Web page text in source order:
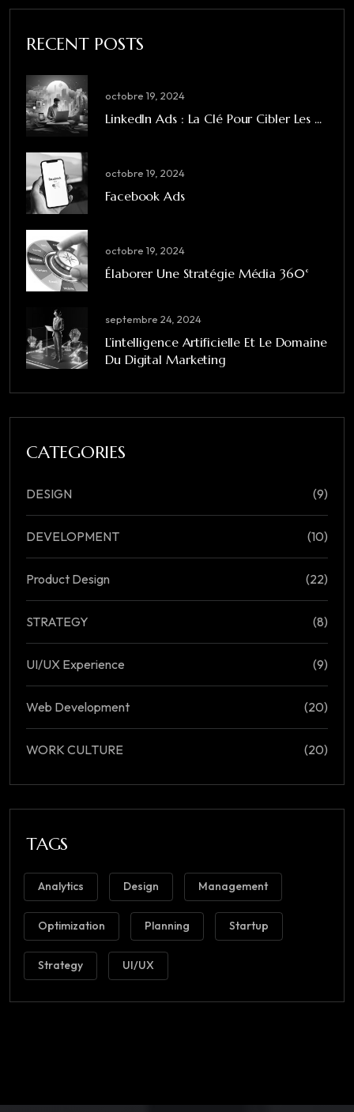
RECENT POSTS
octobre 19, 2024
LinkedIn Ads : La Clé Pour Cibler Les ...
octobre 19, 2024
Facebook Ads
octobre 19, 2024
Élaborer Une Stratégie Média 360°
septembre 24, 2024
L’intelligence Artificielle Et Le Domaine
Du Digital Marketing
CATEGORIES
DESIGN (9)
DEVELOPMENT (10)
Product Design (22)
STRATEGY (8)
UI/UX Experience (9)
Web Development (20)
WORK CULTURE (20)
TAGS
Analytics Design Management
Optimization Planning Startup
Strategy UI/UX